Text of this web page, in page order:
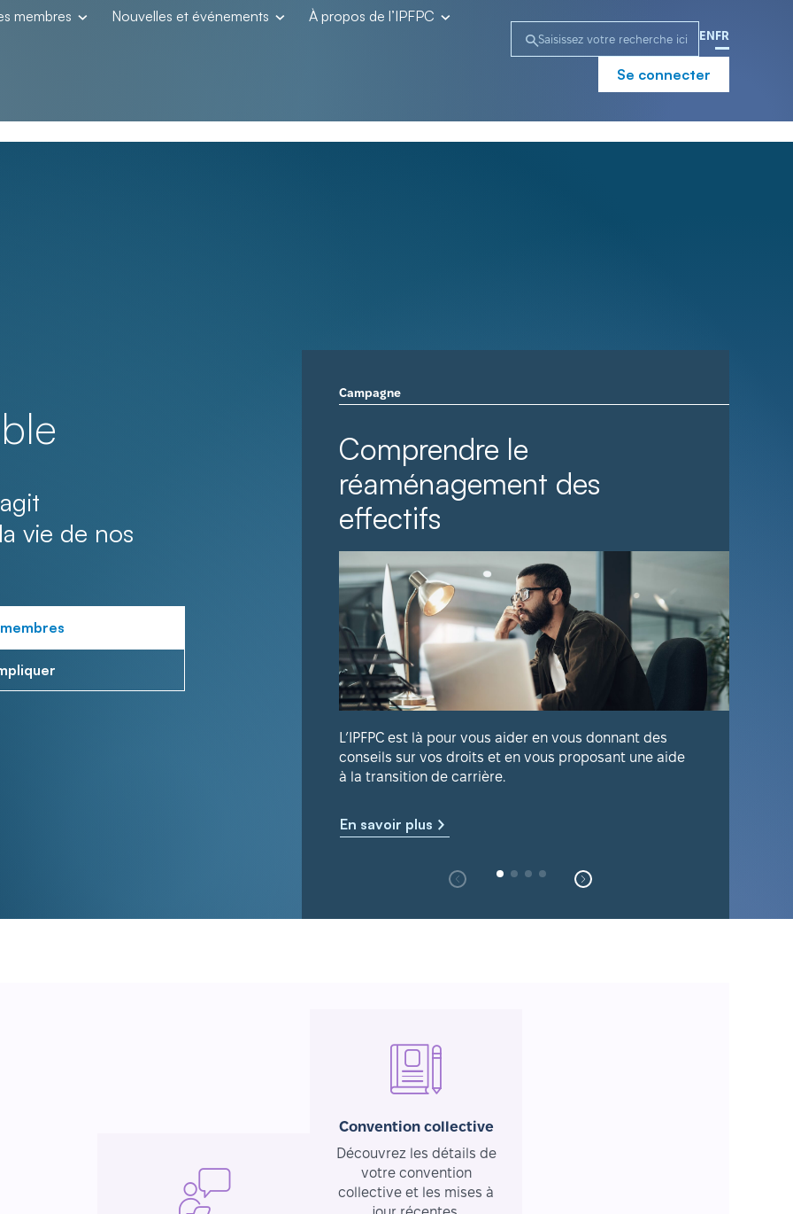
membres Nouvelles et événements À propos de l’IPFPC
EN FR
Se connecter
vie de nos
Campagne
Comprendre le
réaménagement des
effectifs
L’IPFPC est là pour vous aider en vous donnant des
conseils sur vos droits et en vous proposant une aide
à la transition de carrière.
En savoir plus
Convention collective
Découvrez les détails de
votre convention
collective et les mises à